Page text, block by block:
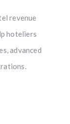
revenue
hoteliers
advanced